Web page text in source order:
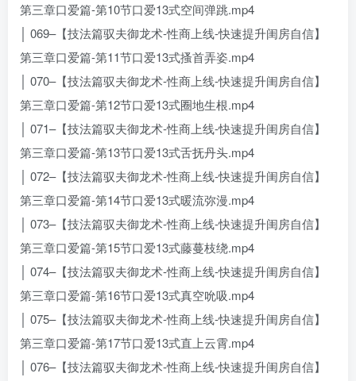
第三章口爱篇-第10节口爱13式空间弹跳.mp4
│ 069–【技法篇驭夫御龙术-性商上线-快速提升闺房自信】
第三章口爱篇-第11节口爱13式搔首弄姿.mp4
│ 070–【技法篇驭夫御龙术-性商上线-快速提升闺房自信】
第三章口爱篇-第12节口爱13式圈地生根.mp4
│ 071–【技法篇驭夫御龙术-性商上线-快速提升闺房自信】
第三章口爱篇-第13节口爱13式舌抚丹头.mp4
│ 072–【技法篇驭夫御龙术-性商上线-快速提升闺房自信】
第三章口爱篇-第14节口爱13式暖流弥漫.mp4
│ 073–【技法篇驭夫御龙术-性商上线-快速提升闺房自信】
第三章口爱篇-第15节口爱13式藤蔓枝绕.mp4
│ 074–【技法篇驭夫御龙术-性商上线-快速提升闺房自信】
第三章口爱篇-第16节口爱13式真空吮吸.mp4
│ 075–【技法篇驭夫御龙术-性商上线-快速提升闺房自信】
第三章口爱篇-第17节口爱13式直上云霄.mp4
│ 076–【技法篇驭夫御龙术-性商上线-快速提升闺房自信】